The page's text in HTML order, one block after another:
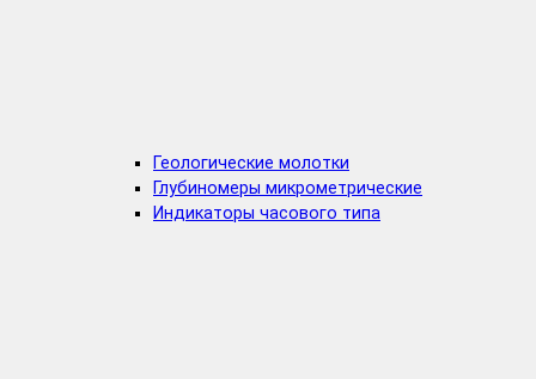
Геологические молотки
Глубиномеры микрометрические
Индикаторы часового типа